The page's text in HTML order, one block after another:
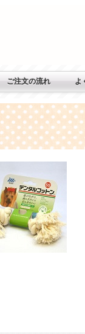
ご注文の流れ よ